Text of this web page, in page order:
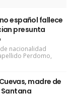
español fallece
presunta
de nacionalidad
Perdomo,
madre de